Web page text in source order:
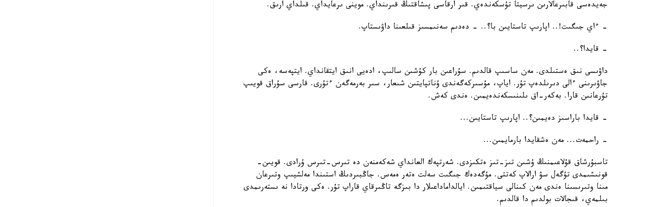
جەيدەسى قابىرعالارىن ىرسيتا تۇسكەندەي. قىر ارقاسى پىشاقتىڭ قىرىنداي. موينى ىرعايداي. قىلداي ارىق.
- ءاي جىگىت!.. اپارىپ تاستايىن با؟.. - دەدىم سەنىمسىز قىلعىنا داۋىستاپ.
- قايدا؟..
داۋىسى نىق ەستىلدى. مەن ساسىپ قالدىم. سۇراعىن بار كۇشىن سالىپ، ادەيى انىق ايتقانداي. ايتپەسە، ەكى
جاۋىرىنى ءالى دىرىلدەپ تۇر. اياپ، مۇسىركەگەندى ۇناتپايتىن شىعار، سىر بەرمەگەن ءتۇرى. قارسى سۇراق قويىپ
تۇرعانىن قارا. بەكەر-اق ىلىنىسكەندەيمىن. ەندى كەش.
- قايدا باراسىز دەيمىن؟.. اپارىپ تاستايىن...
- راحمەت... مەن ەشقايدا بارمايمىن...
تاسبۇرشاق قۇلاعىمنىڭ ۇشىن تىز-تىز ەتكىزدى. شەرتپەك العانداي شەكەمنەن دە تىرس-تىرس ۇرادى. قويىن-
قونىشىمدى تۇگەل سۋ ارالاپ كەتتى. مۇگەدەك جىگىت سەلت ەتەر ەمەس. جاڭبىردىڭ استىندا مەلشيىپ وتىرعان
مىنا وتىرىسىنا ەندى مەن كىنالى سياقتىمىن. ايالداماداعىلار دا بىزگە تاڭىرقاي قاراپ تۇر. ەكى ورتادا نە ىستەرىمدى
بىلمەي، قىجالات بولدىم دا قالدىم.